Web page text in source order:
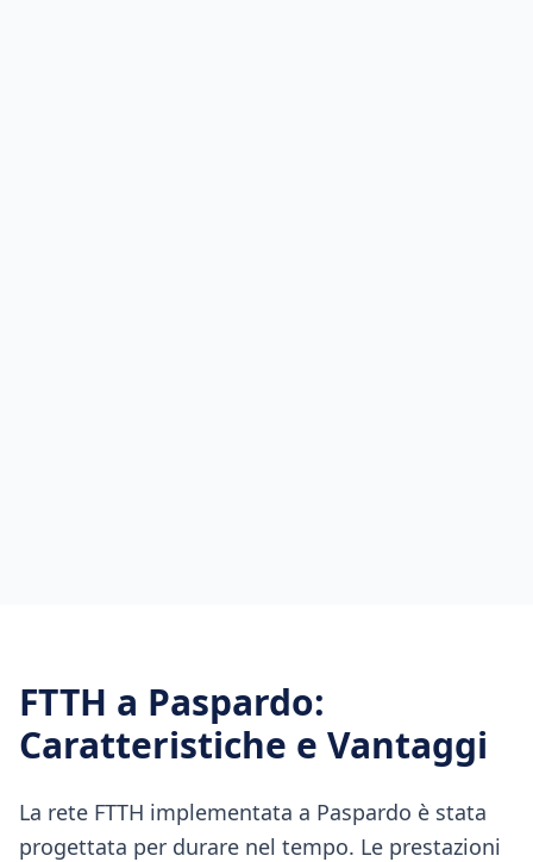
FTTH a Paspardo:
Caratteristiche e Vantaggi
La rete FTTH implementata a Paspardo è stata
progettata per durare nel tempo. Le prestazioni